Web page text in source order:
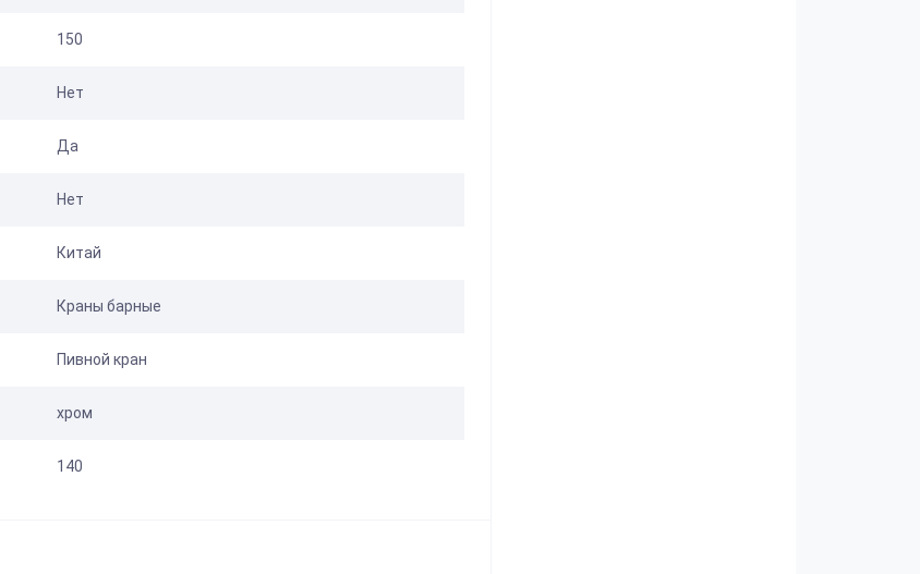
150
Нет
Да
Нет
Китай
Краны барные
Пивной кран
хром
140